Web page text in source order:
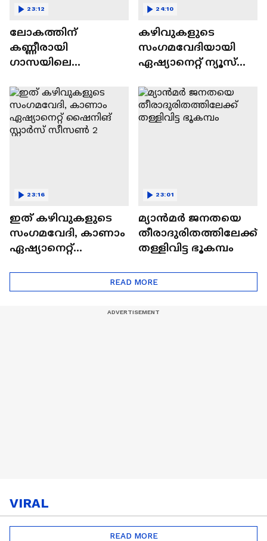
ലോകത്തിന്
കണ്ണീരായി
ഗാസയിലെ
കുഞ്ഞുങ്ങൾ
23:12
കഴിവുകളുടെ
സംഗമവേദിയായി
ഏഷ്യാനെറ്റ് ന്യൂസ്
സീസൺ 2
24:10
ഇത് കഴിവുകളുടെ
സംഗമവേദി, കാണാം
ഏഷ്യാനെറ്റ്
23:16
മ്യാൻമർ ജനതയെ
തീരാദുരിതത്തിലേക്ക്
തള്ളിവിട്ട ഭൂകമ്പം
23:01
READ MORE
VIRAL
READ MORE